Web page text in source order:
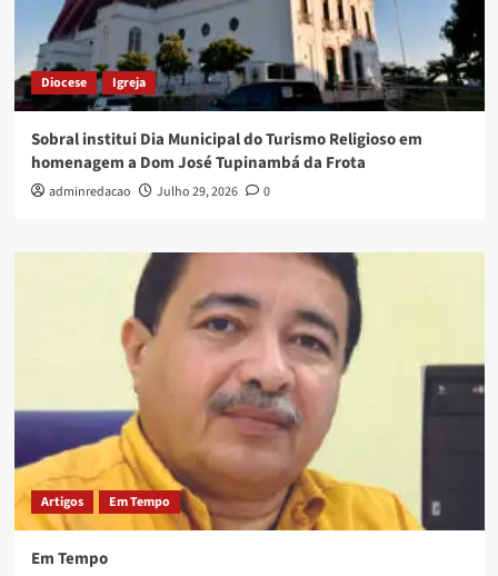
Diocese Igreja
Sobral institui Dia Municipal do Turismo Religioso em
homenagem a Dom José Tupinambá da Frota
adminredacao Julho 29, 2026 0
Artigos Em Tempo
Em Tempo